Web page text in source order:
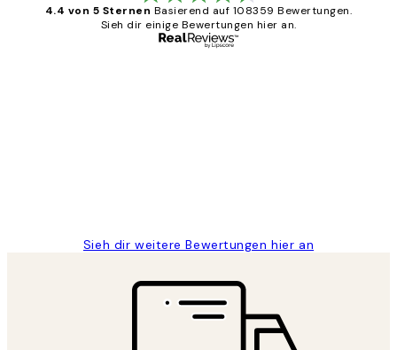
4.4 von 5 Sternen Basierend auf 108359 Bewertungen.
Sieh dir einige Bewertungen hier an.
Sieh dir weitere Bewertungen hier an